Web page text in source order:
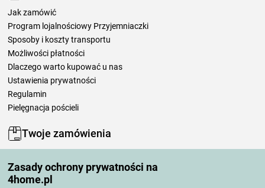
Zasady ochrony prywatności na
4home.pl
Jak zamówić
Program lojalnościowy Przyjemniaczki
Sposoby i koszty transportu
Możliwości płatności
Dlaczego warto kupować u nas
Ustawienia prywatności
Regulamin
Pielęgnacja pościeli
Twoje zamówienia
Moje zamówienia
Reklamacje